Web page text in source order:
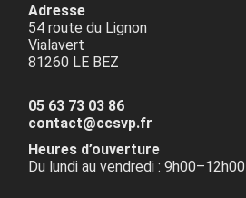
Adresse
54 route du Lignon
Vialavert
81260 LE BEZ
05 63 73 03 86
contact@ccsvp.fr
Heures d’ouverture
Du lundi au vendredi :